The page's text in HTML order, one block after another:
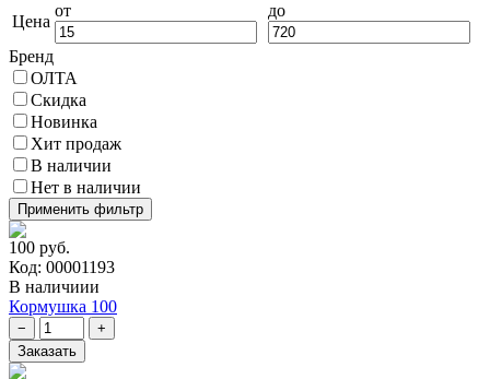
Цена
от до
Бренд
ОЛТА
Скидка
Новинка
Хит продаж
В наличии
Нет в наличии
100 руб.
Код: 00001193
В наличиии
Кормушка 100